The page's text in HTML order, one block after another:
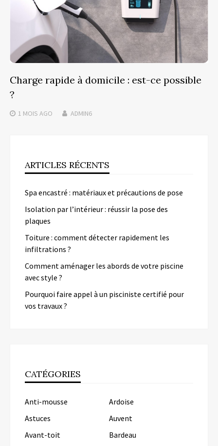
Charge rapide à domicile : est-ce possible
?
1 MOIS AGO ADMIN6
ARTICLES RÉCENTS
Spa encastré : matériaux et précautions de pose
Isolation par l’intérieur : réussir la pose des
plaques
Toiture : comment détecter rapidement les
infiltrations ?
Comment aménager les abords de votre piscine
avec style ?
Pourquoi faire appel à un pisciniste certifié pour
vos travaux ?
CATÉGORIES
Anti-mousse
Ardoise
Astuces
Auvent
Avant-toit
Bardeau